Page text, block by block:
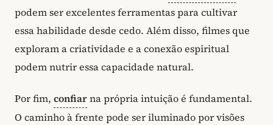
podem ser excelentes ferramentas para cultivar
essa habilidade desde cedo. Além disso, filmes que
exploram a criatividade e a conexão espiritual
podem nutrir essa capacidade natural.
Por fim, confiarna própria intuição é fundamental.
O caminho à frente pode ser iluminado por visões